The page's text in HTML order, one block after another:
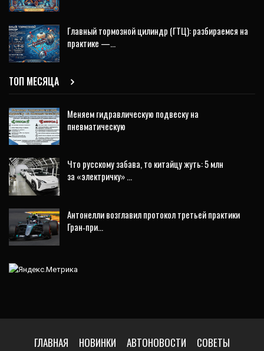
Главный тормозной цилиндр (ГТЦ): разбираемся на
практике —…
ТОП МЕСЯЦА
Меняем гидравлическую подвеску на
пневматическую
Что русскому забава, то китайцу жуть: 5 млн
за «электричку» …
Антонелли возглавил протокол третьей практики
Гран‑при…
ГЛАВНАЯ НОВИНКИ АВТОНОВОСТИ СОВЕТЫ